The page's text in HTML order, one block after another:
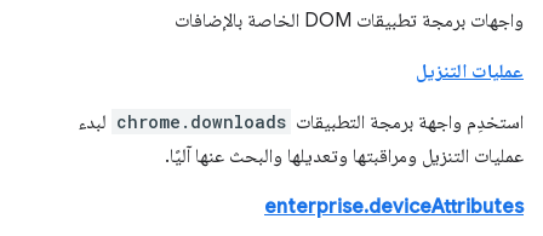
واجهات برمجة تطبيقات DOM الخاصة بالإضافات
عمليات التنزيل
استخدِم واجهة برمجة التطبيقات chrome.downloads لبدء
عمليات التنزيل ومراقبتها وتعديلها والبحث عنها آليًا.
enterprise.deviceAttributes